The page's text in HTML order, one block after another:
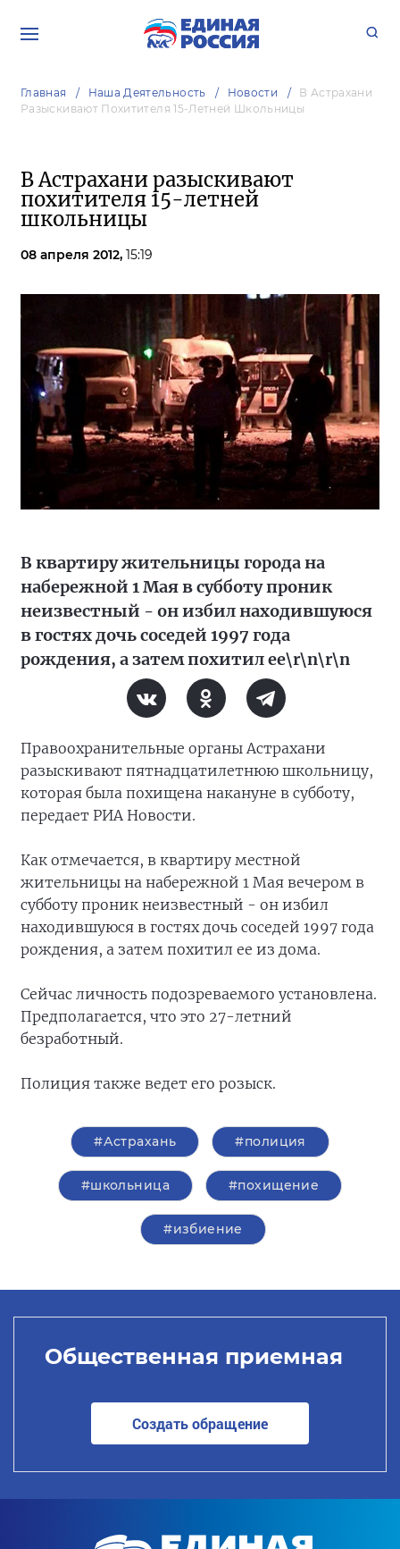
Главная Наша Деятельность Новости
В Астрахани
Разыскивают Похитителя 15-Летней Школьницы
В Астрахани разыскивают
похитителя 15-летней
школьницы
08 апреля 2012, 15:19
В квартиру жительницы города на
набережной 1 Мая в субботу проник
неизвестный - он избил находившуюся
в гостях дочь соседей 1997 года
рождения, а затем похитил ее\r\n\r\n
Правоохранительные органы Астрахани
разыскивают пятнадцатилетнюю школьницу,
которая была похищена накануне в субботу,
передает РИА Новости.
Как отмечается, в квартиру местной
жительницы на набережной 1 Мая вечером в
субботу проник неизвестный - он избил
находившуюся в гостях дочь соседей 1997 года
рождения, а затем похитил ее из дома.
Сейчас личность подозреваемого установлена.
Предполагается, что это 27-летний
безработный.
Полиция также ведет его розыск.
#Астрахань #полиция
#школьница #похищение
#избиение
Общественная приемная
Создать обращение